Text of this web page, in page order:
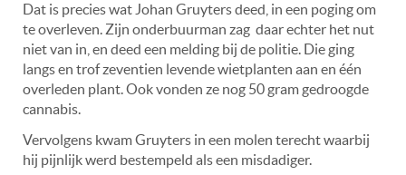
Dat is precies wat Johan Gruyters deed, in een poging om
te overleven. Zijn onderbuurman zag daar echter het nut
niet van in, en deed een melding bij de politie. Die ging
langs en trof zeventien levende wietplanten aan en één
overleden plant. Ook vonden ze nog 50 gram gedroogde
cannabis.
Vervolgens kwam Gruyters in een molen terecht waarbij
hij pijnlijk werd bestempeld als een misdadiger.